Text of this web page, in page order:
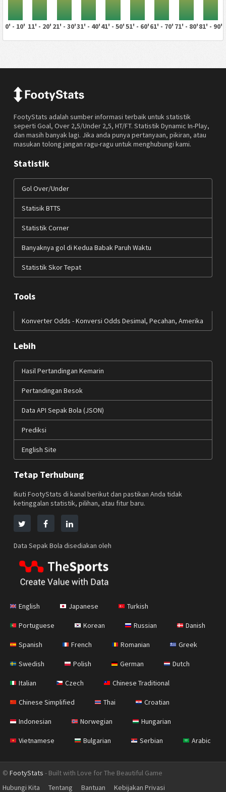
0' - 10' 11' - 20' 21' - 30'31' - 40'41' - 50'51' - 60'61' - 70' 71' - 80'81' - 90'
FootyStats adalah sumber informasi terbaik untuk statistik
seperti Goal, Over 2,5/Under 2,5, HT/FT. Statistik Dynamic In-Play,
dan masih banyak lagi. Jika anda punya pertanyaan, pikiran, atau
masukan tolong jangan ragu-ragu untuk menghubungi kami.
Statistik
Gol Over/Under
Statisik BTTS
Statistik Corner
Banyaknya gol di Kedua Babak Paruh Waktu
Statistik Skor Tepat
Tools
Konverter Odds - Konversi Odds Desimal, Pecahan, Amerika
Lebih
Hasil Pertandingan Kemarin
Pertandingan Besok
Data API Sepak Bola (JSON)
Prediksi
English Site
Tetap Terhubung
Ikuti FootyStats di kanal berikut dan pastikan Anda tidak
ketinggalan statistik, pilihan, atau fitur baru.
Data Sepak Bola disediakan oleh
English Japanese Turkish
Portuguese Korean Russian Danish
Spanish French Romanian Greek
Swedish Polish German Dutch
Italian Czech Chinese Traditional
Chinese Simplified Thai Croatian
Indonesian Norwegian Hungarian
Vietnamese Bulgarian Serbian Arabic
© FootyStats - Built with Love for The Beautiful Game
Hubungi Kita
Tentang Bantuan Kebijakan Privasi